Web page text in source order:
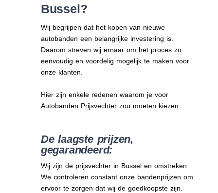
Bussel?
Wij begrijpen dat het kopen van nieuwe
autobanden een belangrijke investering is.
Daarom streven wij ernaar om het proces zo
eenvoudig en voordelig mogelijk te maken voor
onze klanten.
Hier zijn enkele redenen waarom je voor
Autobanden Prijsvechter zou moeten kiezen:
De laagste prijzen,
gegarandeerd:
Wij zijn de prijsvechter in Bussel en omstreken.
We controleren constant onze bandenprijzen om
ervoor te zorgen dat wij de goedkoopste zijn.